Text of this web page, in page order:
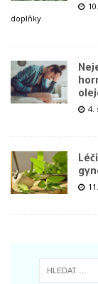
doplňky
4.